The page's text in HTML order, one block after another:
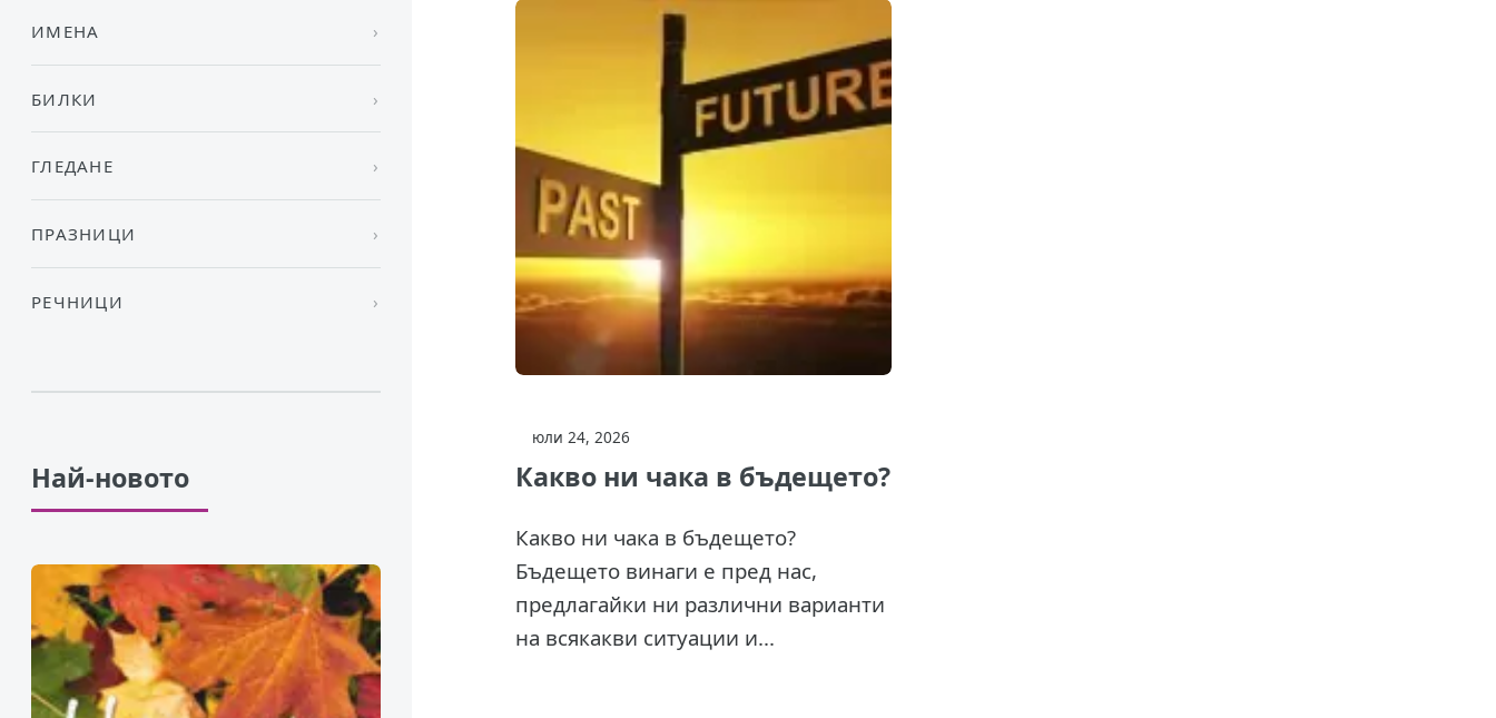
юли 24, 2026
Какво ни чака в бъдещето?
Какво ни чака в бъдещето?
Бъдещето винаги е пред нас,
предлагайки ни различни варианти
на всякакви ситуации и...
ИМЕНА
БИЛКИ
ГЛЕДАНЕ
ПРАЗНИЦИ
РЕЧНИЦИ
Най-новото